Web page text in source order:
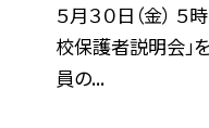
５月３０日（金）
校保護者説明会」
員の...